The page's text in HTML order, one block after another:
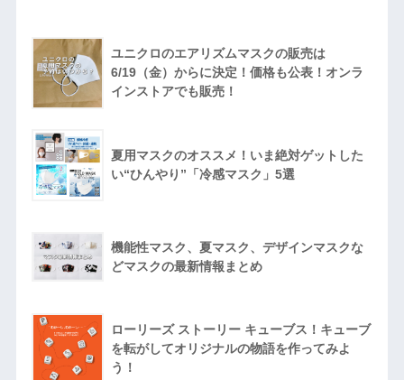
ユニクロのエアリズムマスクの販売は
6/19（金）からに決定！価格も公表！オンラ
インストアでも販売！
夏用マスクのオススメ！いま絶対ゲットした
い“ひんやり”「冷感マスク」5選
機能性マスク、夏マスク、デザインマスクな
どマスクの最新情報まとめ
ローリーズ ストーリー キューブス！キューブ
を転がしてオリジナルの物語を作ってみよ
う！